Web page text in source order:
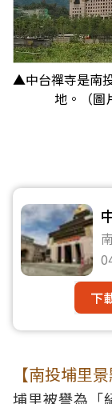
▲中台禪寺是南
地。（圖
下
【南投埔里
埔里被譽為「